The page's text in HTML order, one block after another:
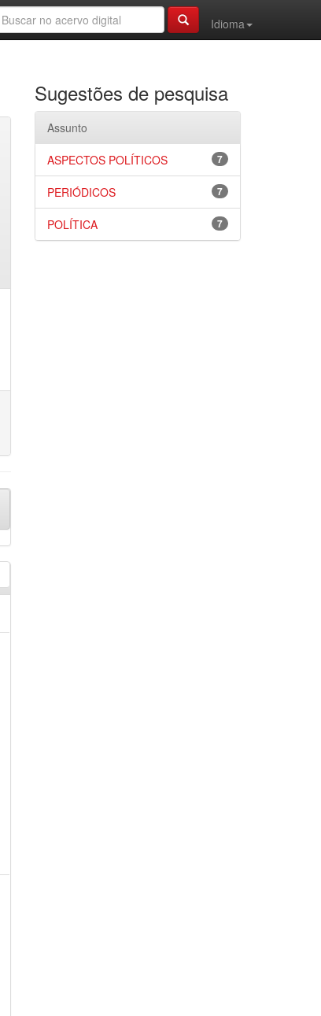
Idioma
Sugestões de pesquisa
Assunto
7
ASPECTOS POLÍTICOS
7
PERIÓDICOS
7
POLÍTICA